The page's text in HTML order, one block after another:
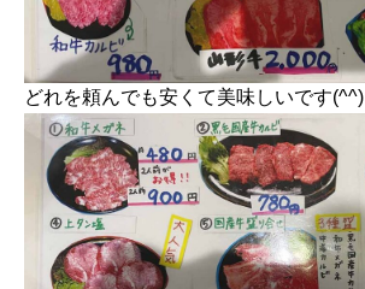
どれを頼んでも安くて美味しいです(^^)